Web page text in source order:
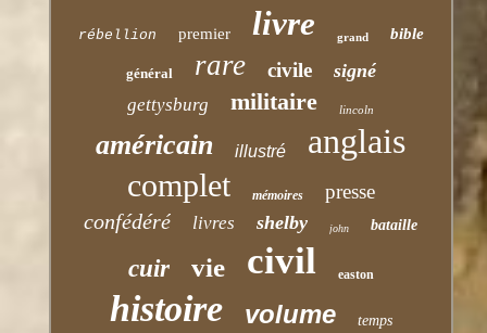
rébellion premier livre grand bible
général rare civile signé
gettysburg militaire lincoln
américain illustré anglais
complet mémoires presse
confédéré livres shelby john bataille
cuir vie civil easton
histoire volume temps